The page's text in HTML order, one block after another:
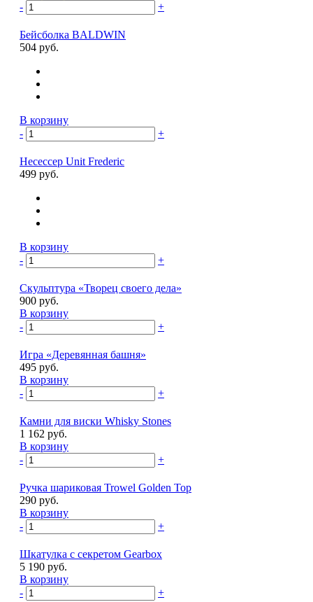
-
+
Бейсболка BALDWIN
504 руб.
В корзину
-
+
Несессер Unit Frederic
499 руб.
В корзину
-
+
Скульптура «Творец своего дела»
900 руб.
В корзину
-
+
Игра «Деревянная башня»
495 руб.
В корзину
-
+
Камни для виски Whisky Stones
1 162 руб.
В корзину
-
+
Ручка шариковая Trowel Golden Top
290 руб.
В корзину
-
+
Шкатулка с секретом Gearbox
5 190 руб.
В корзину
-
+